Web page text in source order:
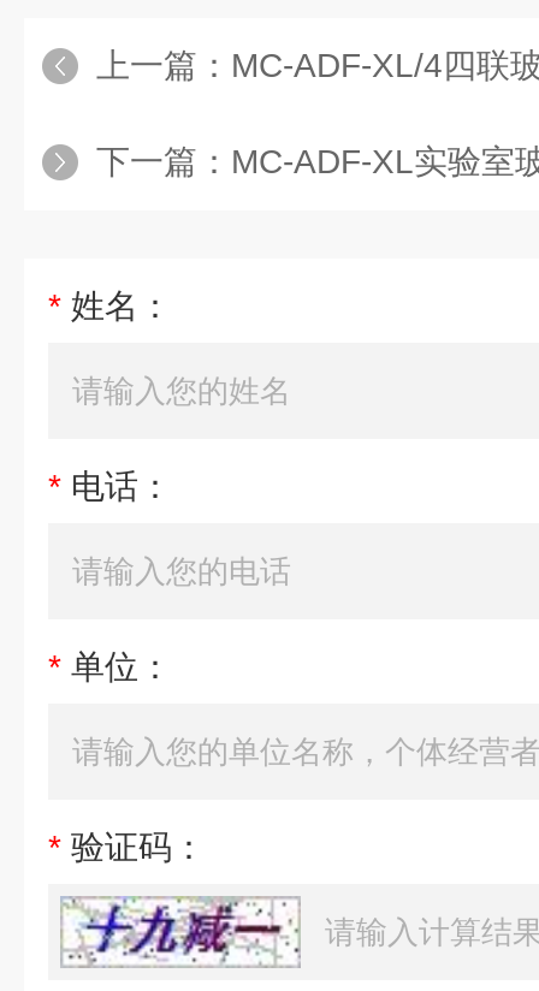
上一篇： MC-ADF-XL/4四联
下一篇： MC-ADF-XL实验室
* 姓名：
* 电话：
* 单位：
* 验证码：